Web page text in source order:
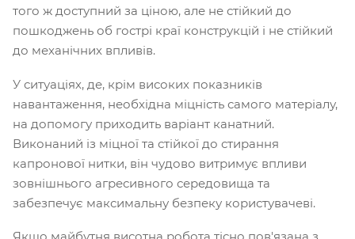
того ж доступний за ціною, але не стійкий до
пошкоджень об гострі краї конструкцій і не стійкий
до механічних впливів.
У ситуаціях, де, крім високих показників
навантаження, необхідна міцність самого матеріалу,
на допомогу приходить варіант канатний.
Виконаний із міцної та стійкої до стирання
капронової нитки, він чудово витримує впливи
зовнішнього агресивного середовища та
забезпечує максимальну безпеку користувачеві.